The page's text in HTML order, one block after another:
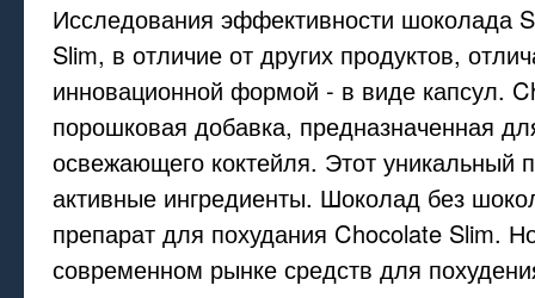
Исследования эффективности шоколада
Slim, в отличие от других продуктов,
инновационной формой - в виде капсул.
порошковая добавка, предназначенная
освежающего коктейля. Этот уникальный
активные ингредиенты. Шоколад без
препарат для похудания Chocolate Slim.
современном рынке средств для